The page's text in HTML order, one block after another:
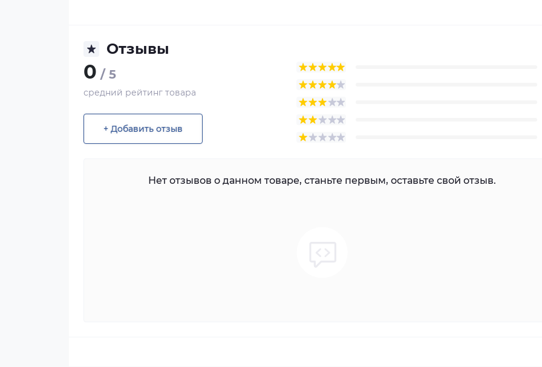
Отзывы
0 / 5
средний рейтинг товара
+ Добавить отзыв
Нет отзывов о данном товаре, станьте первым, оставьте свой отзыв.